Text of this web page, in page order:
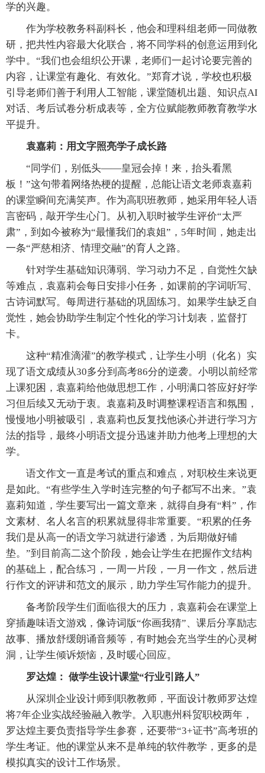
学的兴趣。
作为学校教务科副科长，他会和理科组老师一同做教
研，把共性内容最大化联合，将不同学科的创意运用到化
学中。“我们也会组织公开课，老师们一起讨论要完善的
内容，让课堂有趣化、有效化。”郑育才说，学校也积极
引导老师们善于利用人工智能，课堂随机出题、知识点AI
对话、考后试卷分析成表等，全方位赋能教师教育教学水
平提升。
袁嘉莉：用文字照亮学子成长路
“同学们，别低头——皇冠会掉！来，抬头看黑
板！”这句带着网络热梗的提醒，总能让语文老师袁嘉莉
的课堂瞬间充满笑声。作为高职班教师，她采用年轻人语
言密码，敲开学生心门。从初入职时被学生评价“太严
肃”，到如今被称为“最懂我们的袁姐”，5年时间，她走出
一条“严慈相济、情理交融”的育人之路。
针对学生基础知识薄弱、学习动力不足，自觉性欠缺
等难点，袁嘉莉会每日安排小任务，如课前的字词听写、
古诗词默写。每周进行基础的巩固练习。如果学生缺乏自
觉性，她会协助学生制定个性化的学习计划表，监督打
卡。
这种“精准滴灌”的教学模式，让学生小明（化名）实
现了语文成绩从30多分到高考86分的逆袭。小明以前经常
上课犯困，袁嘉莉给他做思想工作，小明满口答应好好学
习但后续又无动于衷。袁嘉莉及时调整课程语言和氛围，
慢慢地小明被吸引，袁嘉莉也反复找他谈心并进行学习方
法的指导，最终小明语文提分迅速并助力他考上理想的大
学。
语文作文一直是考试的重点和难点，对职校生来说更
是如此。“有些学生入学时连完整的句子都写不出来。”袁
嘉莉知道，学生要写出一篇文章来，就得自身有“料”，作
文素材、名人名言的积累就显得非常重要。“积累的任务
我们是从高一的语文学习就进行渗透，为后期做好铺
垫。”到目前高二这个阶段，她会让学生在把握作文结构
的基础上，配合练习，一周一片段，一月一作文，然后进
行作文的评讲和范文的展示，助力学生写作能力的提升。
备考阶段学生们面临很大的压力，袁嘉莉会在课堂上
穿插趣味语文游戏，像诗词版“你画我猜”、课后分享励志
故事、播放舒缓朗诵音频等，有时她会充当学生的心灵树
洞，让学生倾诉烦恼，及时暖心回应。
罗达煌： 做学生设计课堂“行业引路人”
从深圳企业设计师到职教教师，平面设计教师罗达煌
将7年企业实战经验融入教学。入职惠州科贸职校两年，
罗达煌主要负责指导学生参赛，还要带“3+证书”高考班的
学生考证。他的课堂从来不是单纯的软件教学，更多的是
模拟真实的设计工作场景。